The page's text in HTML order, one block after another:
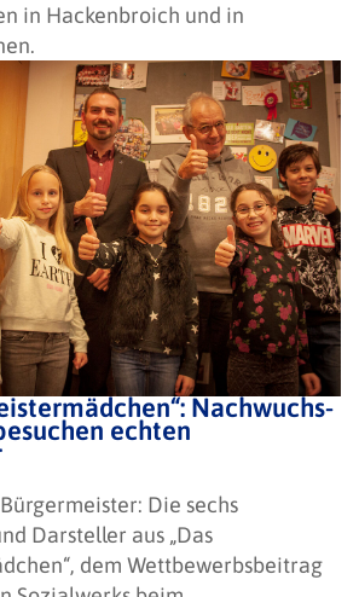
in Hackenbroich und in
Nachwuchs-
echten
Die sechs
Darsteller aus „Das
dem Wettbewerbsbeitrag